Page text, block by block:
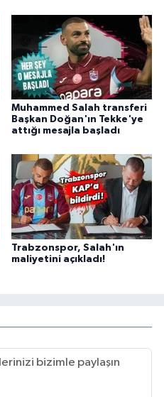
Muhammed Salah transferi
Başkan Doğan'ın Tekke'ye
attığı mesajla başladı
Trabzonspor, Salah'ın
maliyetini açıkladı!